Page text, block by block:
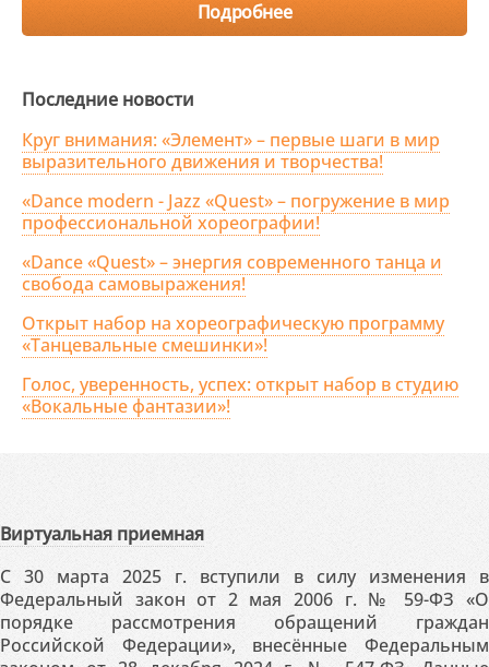
Подробнее
Последние новости
Круг внимания: «Элемент» – первые шаги в мир
выразительного движения и творчества!
«Dance modern - Jazz «Quest» – погружение в мир
профессиональной хореографии!
«Dance «Quest» – энергия современного танца и
свобода самовыражения!
Открыт набор на хореографическую программу
«Танцевальные смешинки»!
Голос, уверенность, успех: открыт набор в студию
«Вокальные фантазии»!
Виртуальная приемная
С 30 марта 2025 г. вступили в силу изменения в
Федеральный закон от 2 мая 2006 г. № 59-ФЗ «О
порядке рассмотрения обращений граждан
Российской Федерации», внесённые Федеральным